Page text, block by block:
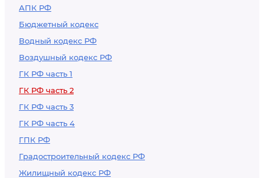
АПК РФ
Бюджетный кодекс
Водный кодекс РФ
Воздушный кодекс РФ
ГК РФ часть 1
ГК РФ часть 2
ГК РФ часть 3
ГК РФ часть 4
ГПК РФ
Градостроительный кодекс РФ
Жилищный кодекс РФ